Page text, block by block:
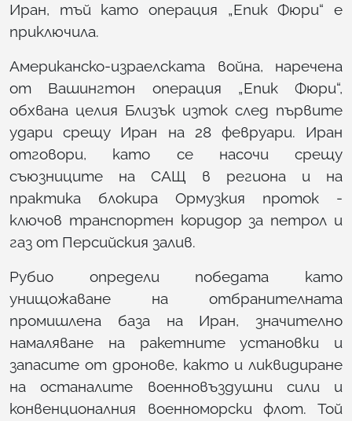
Иран, тъй като операция „Епик Фюри“ е
приключила.
Американско-израелската война, наречена
от Вашингтон операция „Епик Фюри“,
обхвана целия Близък изток след първите
удари срещу Иран на 28 февруари. Иран
отговори, като се насочи срещу
съюзниците на САЩ в региона и на
практика блокира Ормузкия проток -
ключов транспортен коридор за петрол и
газ от Персийския залив.
Рубио определи победата като
унищожаване на отбранителната
промишлена база на Иран, значително
намаляване на ракетните установки и
запасите от дронове, както и ликвидиране
на останалите военновъздушни сили и
конвенционалния военноморски флот. Той